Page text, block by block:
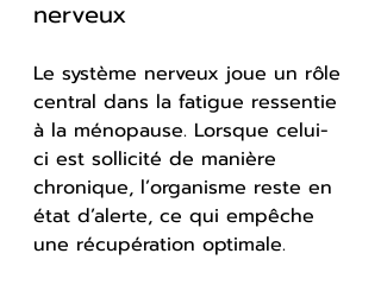
nerveux
Le système nerveux joue un rôle
central dans la fatigue ressentie
à la ménopause. Lorsque celui-
ci est sollicité de manière
chronique, l’organisme reste en
état d’alerte, ce qui empêche
une récupération optimale.